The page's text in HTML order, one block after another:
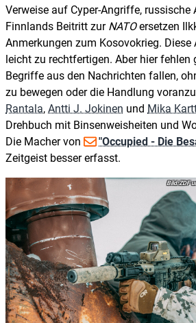
Verweise auf Cyper-Angriffe, russische
Finnlands Beitritt zur NATOersetzen
Anmerkungen zum Kosovokrieg.
leicht zu rechtfertigen. Aber hier fehlen
Begriffe aus den Nachrichten fallen,
zu bewegen oder die Handlung
Rantala, Antti J. Jokinen und Mika
Drehbuch mit Binsenweisheiten und
Die Macher von
"Occupied - Die
Zeitgeist besser erfasst.
ZDF